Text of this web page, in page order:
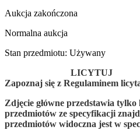
Aukcja zakończona
Normalna aukcja
Stan przedmiotu: Używany
LICYTUJ
Zapoznaj się z Regulaminem
Zdjęcie główne przedstawia tylko
przedmiotów ze specyfikacji
przedmiotów widoczna jest w